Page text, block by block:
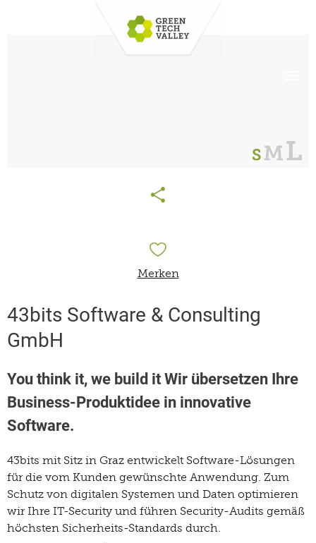
Merken
43bits Software & Consulting
GmbH
You think it, we build it Wir übersetzen Ihre
Business-Produktidee in innovative
Software.
43bits mit Sitz in Graz entwickelt Software-Lösungen
für die vom Kunden gewünschte Anwendung. Zum
Schutz von digitalen Systemen und Daten optimieren
wir Ihre IT-Security und führen Security-Audits gemäß
höchsten Sicherheits-Standards durch.